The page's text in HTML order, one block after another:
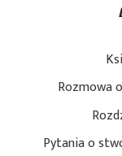
Rozmowa
Pytania o